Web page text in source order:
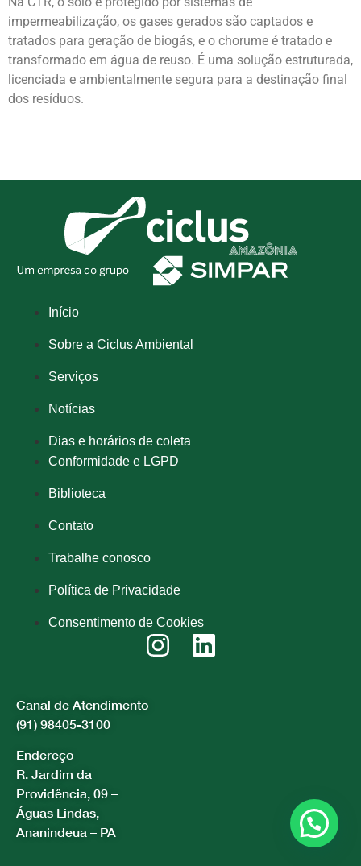
impermeabilização, os gases gerados são captados e
tratados para geração de biogás, e o chorume é tratado e
transformado em água de reuso. É uma solução estruturada,
licenciada e ambientalmente segura para a destinação final
dos resíduos.
Início
Sobre a Ciclus Ambiental
Serviços
Notícias
Dias e horários de coleta
Conformidade e LGPD
Biblioteca
Contato
Trabalhe conosco
Política de Privacidade
Consentimento de Cookies
Canal de Atendimento
(91) 98405-3100
Endereço
R. Jardim da
Providência, 09 –
Águas Lindas,
Ananindeua – PA